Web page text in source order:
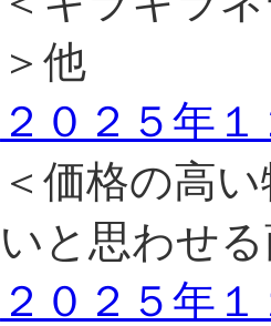
＞他
２０２５年
＜価格の高
いと思わせ
２０２５年